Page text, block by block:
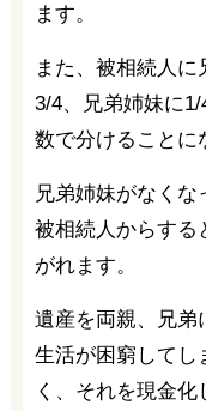
ます。
また、被相続人
3/4、兄弟姉妹に
数で分けることに
兄弟姉妹がなくな
被相続人からする
がれます。
遺産を両親、兄弟
生活が困窮してし
く、それを現金